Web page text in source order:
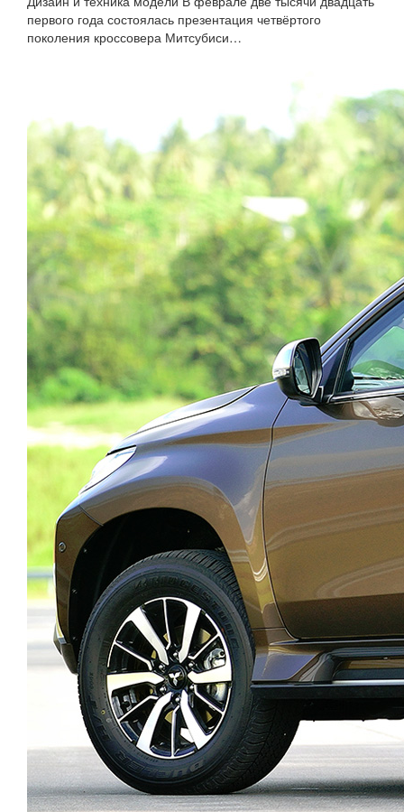
первого года состоялась презентация четвёртого
поколения кроссовера Митсубиси…